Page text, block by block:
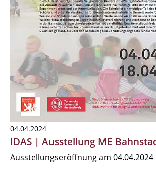
04.04.2024
IDAS | Ausstellung ME
Ausstellungseröffnung am